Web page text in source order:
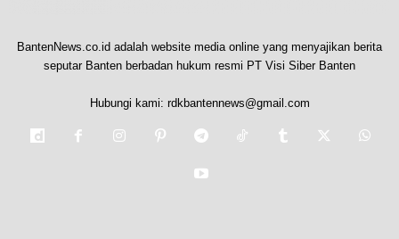
BantenNews.co.id adalah website media online yang menyajikan berita
seputar Banten berbadan hukum resmi PT Visi Siber Banten
Hubungi kami: rdkbantennews@gmail.com